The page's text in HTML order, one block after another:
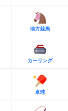
地方競馬
カーリング
卓球